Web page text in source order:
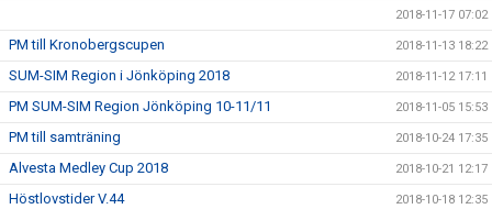
2018-11-17 07:02
PM till Kronobergscupen 2018-11-13 18:22
SUM-SIM Region i Jönköping 2018 2018-11-12 17:11
PM SUM-SIM Region Jönköping 10-11/11 2018-11-05 15:53
PM till samträning 2018-10-24 17:35
Alvesta Medley Cup 2018 2018-10-21 12:17
Höstlovstider V.44 2018-10-18 12:35